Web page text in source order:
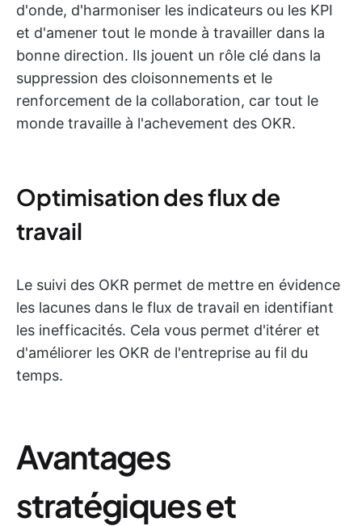
d'onde, d'harmoniser les indicateurs ou les KPI
et d'amener tout le monde à travailler dans la
bonne direction. Ils jouent un rôle clé dans la
suppression des cloisonnements et le
renforcement de la collaboration, car tout le
monde travaille à l'achevement des OKR.
Optimisation des flux de
travail
Le suivi des OKR permet de mettre en évidence
les lacunes dans le flux de travail en identifiant
les inefficacités. Cela vous permet d'itérer et
d'améliorer les OKR de l'entreprise au fil du
temps.
Avantages
stratégiques et